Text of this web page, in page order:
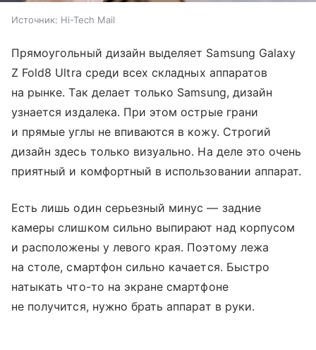
Источник: Hi-Tech Mail
Прямоугольный дизайн выделяет Samsung Galaxy
Z Fold8 Ultra среди всех складных аппаратов
на рынке. Так делает только Samsung, дизайн
узнается издалека. При этом острые грани
и прямые углы не впиваются в кожу. Строгий
дизайн здесь только визуально. На деле это очень
приятный и комфортный в использовании аппарат.
Есть лишь один серьезный минус — задние
камеры слишком сильно выпирают над корпусом
и расположены у левого края. Поэтому лежа
на столе, смартфон сильно качается. Быстро
натыкать что-то на экране смартфоне
не получится, нужно брать аппарат в руки.